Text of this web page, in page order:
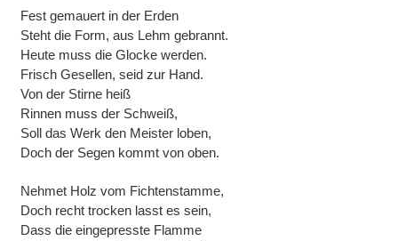
Fest gemauert in der Erden
Steht die Form, aus Lehm gebrannt.
Heute muss die Glocke werden.
Frisch Gesellen, seid zur Hand.
Von der Stirne heiß
Rinnen muss der Schweiß,
Soll das Werk den Meister loben,
Doch der Segen kommt von oben.
Nehmet Holz vom Fichtenstamme,
Doch recht trocken lasst es sein,
Dass die eingepresste Flamme